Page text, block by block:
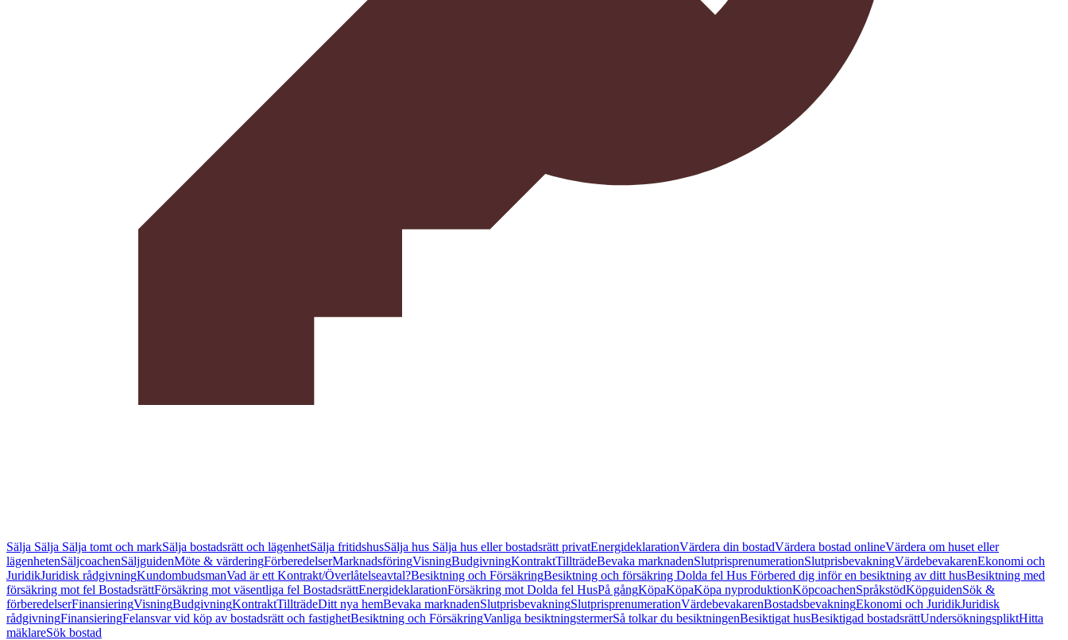
Sälja Sälja Sälja tomt och markSälja bostadsrätt och lägenhetSälja fritidshusSälja hus Sälja hus eller bostadsrätt privatEnergideklarationVärdera din bostadVärdera bostad onlineVärdera om huset eller
lägenhetenSäljcoachenSäljguidenMöte & värderingFörberedelserMarknadsföringVisningBudgivningKontraktTillträdeBevaka marknadenSlutprisprenumerationSlutprisbevakningVärdebevakarenEkonomi och
JuridikJuridisk rådgivningKundombudsmanVad är ett Kontrakt/Överlåtelseavtal?Besiktning och FörsäkringBesiktning och försäkring Dolda fel Hus Förbered dig inför en besiktning av ditt husBesiktning med
försäkring mot fel BostadsrättFörsäkring mot väsentliga fel BostadsrättEnergideklarationFörsäkring mot Dolda fel HusPå gångKöpaKöpaKöpa nyproduktionKöpcoachenSpråkstödKöpguidenSök &
förberedelserFinansieringVisningBudgivningKontraktTillträdeDitt nya hemBevaka marknadenSlutprisbevakningSlutprisprenumerationVärdebevakarenBostadsbevakningEkonomi och JuridikJuridisk
rådgivningFinansieringFelansvar vid köp av bostadsrätt och fastighetBesiktning och FörsäkringVanliga besiktningstermerSå tolkar du besiktningenBesiktigat husBesiktigad bostadsrättUndersökningspliktHitta
mäklareSök bostad